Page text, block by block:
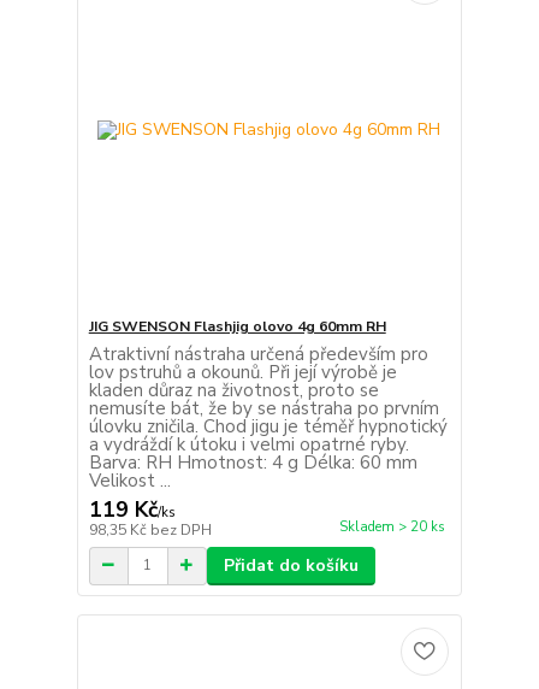
JIG SWENSON Flashjig olovo 4g 60mm RH
Atraktivní nástraha určená především pro
lov pstruhů a okounů. Při její výrobě je
kladen důraz na životnost, proto se
nemusíte bát, že by se nástraha po prvním
úlovku zničila. Chod jigu je téměř hypnotický
a vydráždí k útoku i velmi opatrné ryby.
Barva: RH Hmotnost: 4 g Délka: 60 mm
Velikost ...
119 Kč/ks
98,35 Kč bez DPH Skladem > 20 ks
Přidat do košíku